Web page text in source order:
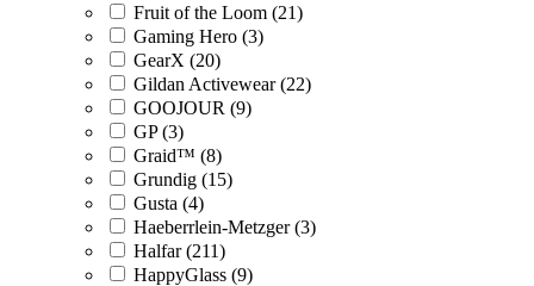
Fruit of the Loom (21)
Gaming Hero (3)
GearX (20)
Gildan Activewear (22)
GOOJOUR (9)
GP (3)
Graid™ (8)
Grundig (15)
Gusta (4)
Haeberrlein-Metzger (3)
Halfar (211)
HappyGlass (9)